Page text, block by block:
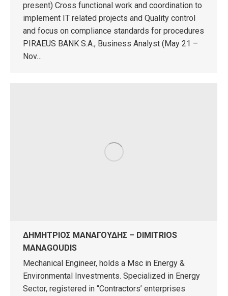
present) Cross functional work and coordination to
implement IT related projects and Quality control
and focus on compliance standards for procedures
PIRAEUS BANK S.A., Business Analyst (May 21 –
Nov…
ΔΗΜΗΤΡΙΟΣ ΜΑΝΑΓΟΥΔΗΣ – DIMITRIOS
MANAGOUDIS
Mechanical Engineer, holds a Msc in Energy &
Environmental Investments. Specialized in Energy
Sector, registered in “Contractors’ enterprises